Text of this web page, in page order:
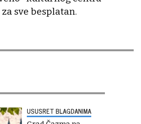
sve besplatan.
USUSRET BLAGDANIMA